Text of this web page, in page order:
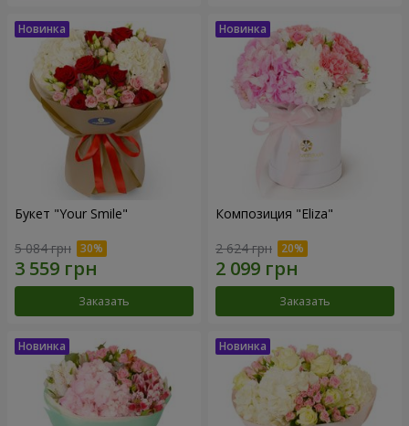
Букет "Your Smile"
5 084 грн
Заказать
Композиция "Eliza"
2 624 грн
Заказать